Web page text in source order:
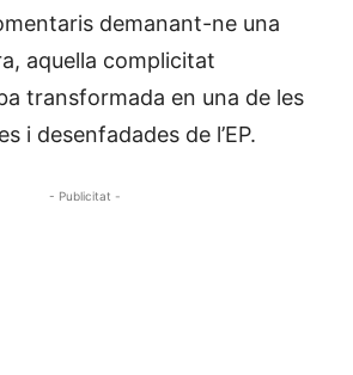
demanant-ne una
aquella complicitat
transformada en una de les
i desenfadades de l’EP.
- Publicitat -